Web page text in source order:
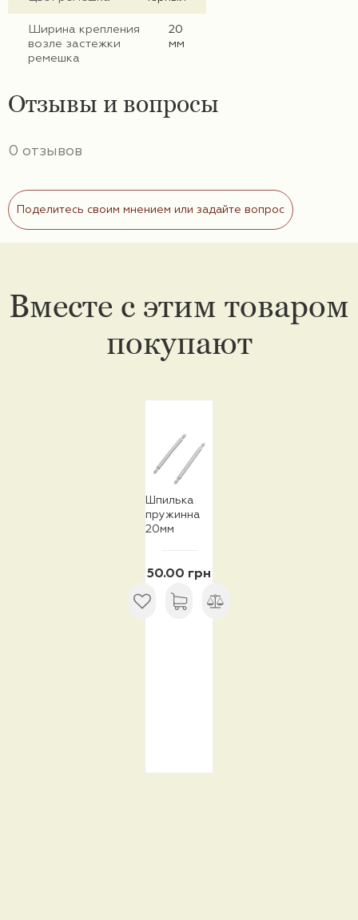
Ширина крепления
возле застежки
ремешка
20
мм
Отзывы и вопросы
0 отзывов
Поделитесь своим мнением или задайте вопрос
Вместе с этим товаром
покупают
Шпилька
пружинна
20мм
50.00 грн